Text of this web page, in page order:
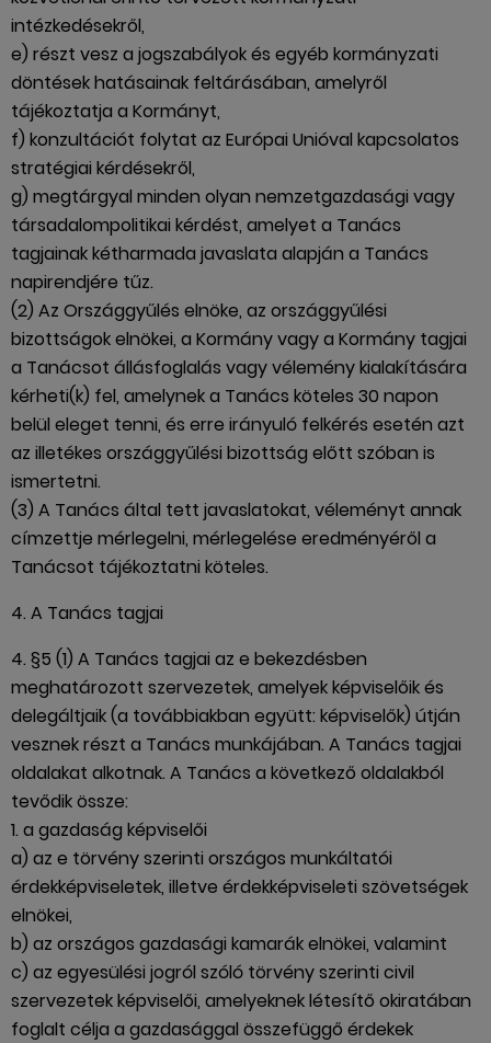
intézkedésekről,
e) részt vesz a jogszabályok és egyéb kormányzati
döntések hatásainak feltárásában, amelyről
tájékoztatja a Kormányt,
f) konzultációt folytat az Európai Unióval kapcsolatos
stratégiai kérdésekről,
g) megtárgyal minden olyan nemzetgazdasági vagy
társadalompolitikai kérdést, amelyet a Tanács
tagjainak kétharmada javaslata alapján a Tanács
napirendjére tűz.
(2) Az Országgyűlés elnöke, az országgyűlési
bizottságok elnökei, a Kormány vagy a Kormány tagjai
a Tanácsot állásfoglalás vagy vélemény kialakítására
kérheti(k) fel, amelynek a Tanács köteles 30 napon
belül eleget tenni, és erre irányuló felkérés esetén azt
az illetékes országgyűlési bizottság előtt szóban is
ismertetni.
(3) A Tanács által tett javaslatokat, véleményt annak
címzettje mérlegelni, mérlegelése eredményéről a
Tanácsot tájékoztatni köteles.
4. A Tanács tagjai
4. §5 (1) A Tanács tagjai az e bekezdésben
meghatározott szervezetek, amelyek képviselőik és
delegáltjaik (a továbbiakban együtt: képviselők) útján
vesznek részt a Tanács munkájában. A Tanács tagjai
oldalakat alkotnak. A Tanács a következő oldalakból
tevődik össze:
1. a gazdaság képviselői
a) az e törvény szerinti országos munkáltatói
érdekképviseletek, illetve érdekképviseleti szövetségek
elnökei,
b) az országos gazdasági kamarák elnökei, valamint
c) az egyesülési jogról szóló törvény szerinti civil
szervezetek képviselői, amelyeknek létesítő okiratában
foglalt célja a gazdasággal összefüggő érdekek